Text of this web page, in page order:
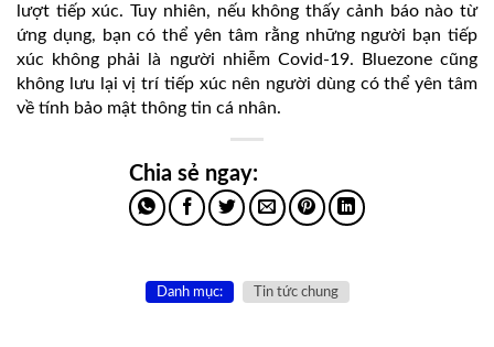
lượt tiếp xúc. Tuy nhiên, nếu không thấy cảnh báo nào từ
ứng dụng, bạn có thể yên tâm rằng những người bạn tiếp
xúc không phải là người nhiễm Covid-19. Bluezone cũng
không lưu lại vị trí tiếp xúc nên người dùng có thể yên tâm
về tính bảo mật thông tin cá nhân.
Danh mục: Tin tức chung